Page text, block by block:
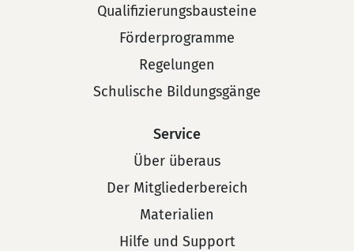
Qualifizierungsbausteine
Förderprogramme
Regelungen
Schulische Bildungsgänge
Service
Über überaus
Der Mitgliederbereich
Materialien
Hilfe und Support